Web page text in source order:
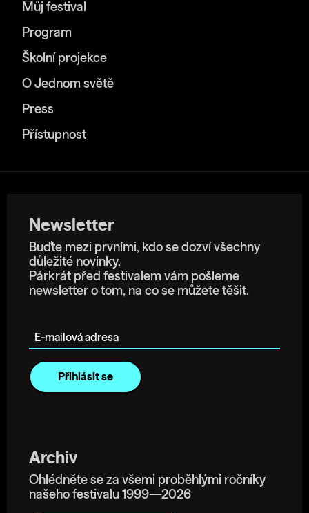
Můj festival
Program
Školní projekce
O Jednom světě
Press
Přístupnost
Newsletter
Buďte mezi prvními, kdo se dozví všechny
důležité novinky.
Párkrát před festivalem vám pošleme
newsletter o tom, na co se můžete těšit.
Archiv
Ohlédněte se za všemi proběhlými ročníky
našeho festivalu 1999—2026